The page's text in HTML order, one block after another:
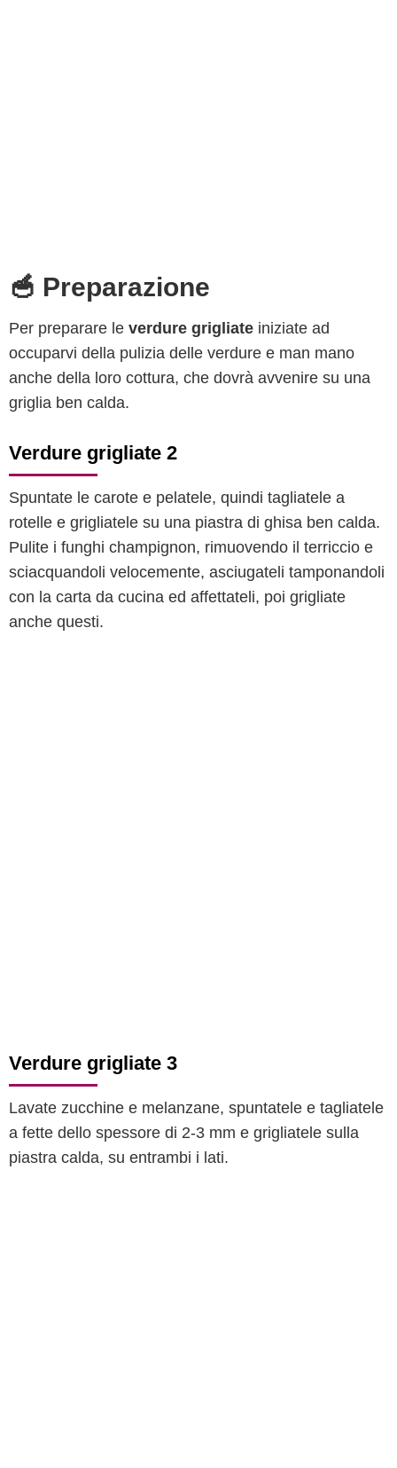
🥣 Preparazione
Per preparare le verdure grigliate iniziate ad
occuparvi della pulizia delle verdure e man mano
anche della loro cottura, che dovrà avvenire su una
griglia ben calda.
Verdure grigliate 2
Spuntate le carote e pelatele, quindi tagliatele a
rotelle e grigliatele su una piastra di ghisa ben calda.
Pulite i funghi champignon, rimuovendo il terriccio e
sciacquandoli velocemente, asciugateli tamponandoli
con la carta da cucina ed affettateli, poi grigliate
anche questi.
Verdure grigliate 3
Lavate zucchine e melanzane, spuntatele e tagliatele
a fette dello spessore di 2-3 mm e grigliatele sulla
piastra calda, su entrambi i lati.